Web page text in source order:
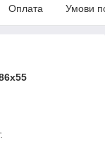
Оплата Умови